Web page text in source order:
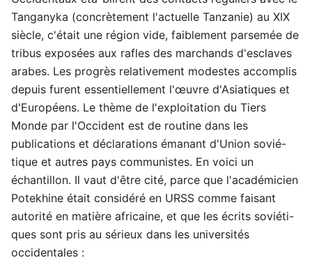
Tanganyka (concrètement l'actuelle Tanzanie) au XIX
siècle, c'était une région vide, faiblement parsemée de
tribus exposées aux rafles des marchands d'esclaves
arabes. Les progrès relativement modestes accomplis
depuis furent essentiellement l'œuvre d'Asiatiques et
d'Européens. Le thème de l'exploitation du Tiers
Monde par l'Occident est de routine dans les
publications et déclarations émanant d'Union sovié-
tique et autres pays communistes. En voici un
échantillon. Il vaut d'être cité, parce que l'académicien
Potekhine était considéré en URSS comme faisant
autorité en matière africaine, et que les écrits soviéti-
ques sont pris au sérieux dans les universités
occidentales :